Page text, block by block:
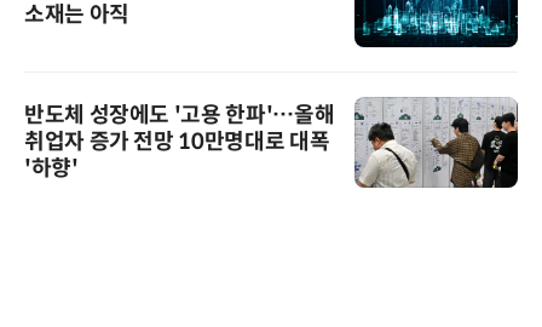
소재는 아직
반도체 성장에도 '고용 한파'…올해
취업자 증가 전망 10만명대로 대폭
'하향'